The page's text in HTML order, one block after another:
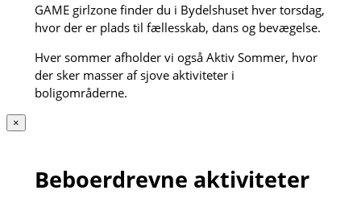
GAME girlzone finder du i Bydelshuset hver torsdag,
hvor der er plads til fællesskab, dans og bevægelse.
Hver sommer afholder vi også Aktiv Sommer, hvor
der sker masser af sjove aktiviteter i
boligområderne.
×
Beboerdrevne aktiviteter